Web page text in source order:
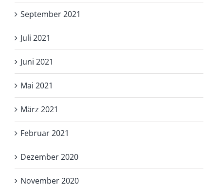
September 2021
Juli 2021
Juni 2021
Mai 2021
März 2021
Februar 2021
Dezember 2020
November 2020